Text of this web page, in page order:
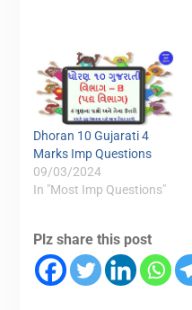
Dhoran 10 Gujarati 4
Marks Imp Questions
09/03/2024
In "Most Imp Questions"
Plz share this post